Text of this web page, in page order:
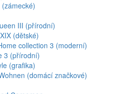
III (přírodní)
(dětské)
collection 3 (moderní)
3 (přírodní)
(grafika)
(domácí značkové)